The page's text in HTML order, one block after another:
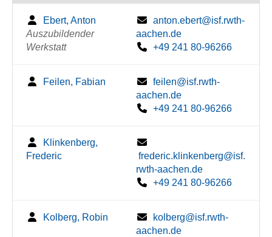
Ebert, Anton
Auszubildender
Werkstatt
anton.ebert@isf.rwth-
aachen.de
+49 241 80-96266
Feilen, Fabian
feilen@isf.rwth-
aachen.de
+49 241 80-96266
Klinkenberg,
Frederic
frederic.klinkenberg@isf.
rwth-aachen.de
+49 241 80-96266
Kolberg, Robin
kolberg@isf.rwth-
aachen.de